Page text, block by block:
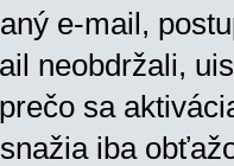
e-mail,
neobdržali,
sa
iba